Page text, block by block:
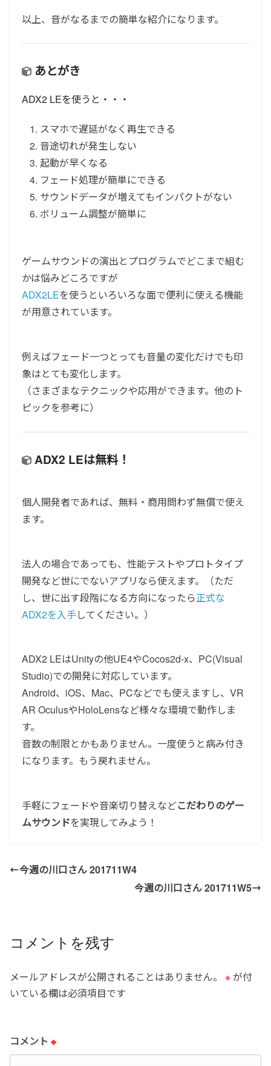
以上、音がなるまでの簡単な紹介になります。
あとがき
ADX2 LEを使うと・・・
スマホで遅延がなく再生できる
音途切れが発生しない
起動が早くなる
フェード処理が簡単にできる
サウンドデータが増えてもインパクトがない
ボリューム調整が簡単に
ゲームサウンドの演出とプログラムでどこまで組む
かは悩みどころですが
ADX2LEを使うといろいろな面で便利に使える機能
が用意されています。
例えばフェード一つとっても音量の変化だけでも印
象はとても変化します。
（さまざまなテクニックや応用ができます。他のト
ピックを参考に）
ADX2 LEは無料！
個人開発者であれば、無料・商用問わず無償で使え
ます。
法人の場合であっても、性能テストやプロトタイプ
開発など世にでないアプリなら使えます。（ただ
し、世に出す段階になる方向になったら正式な
ADX2を入手してください。）
ADX2 LEはUnityの他UE4やCocos2d-x、PC(Visual
Studio)での開発に対応しています。
Android、iOS、Mac、PCなどでも使えますし、VR
AR OculusやHoloLensなど様々な環境で動作しま
す。
音数の制限とかもありません。一度使うと病み付き
になります。もう戻れません。
手軽にフェードや音楽切り替えなどこだわりのゲー
ムサウンドを実現してみよう！
今週の川口さん 201711W4
今週の川口さん 201711W5
コメントを残す
メールアドレスが公開されることはありません。 ※が付
いている欄は必須項目です
コメント ※